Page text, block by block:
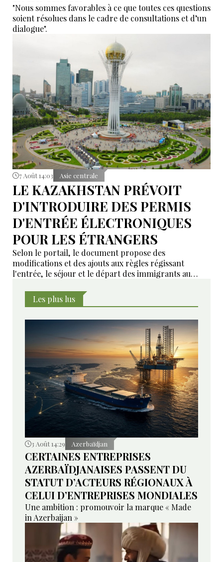
"Nous sommes favorables à ce que toutes ces questions
soient résolues dans le cadre de consultations et d’un
dialogue".
7 Août 14:03 Asie centrale
LE KAZAKHSTAN PRÉVOIT
D'INTRODUIRE DES PERMIS
D'ENTRÉE ÉLECTRONIQUES
POUR LES ÉTRANGERS
Selon le portail, le document propose des
modifications et des ajouts aux règles régissant
l'entrée, le séjour et le départ des immigrants au
Les plus lus
3 Août 14:29 Azerbaïdjan
CERTAINES ENTREPRISES
AZERBAÏDJANAISES PASSENT DU
STATUT D’ACTEURS RÉGIONAUX À
CELUI D’ENTREPRISES MONDIALES
Une ambition : promouvoir la marque « Made
in Azerbaijan »